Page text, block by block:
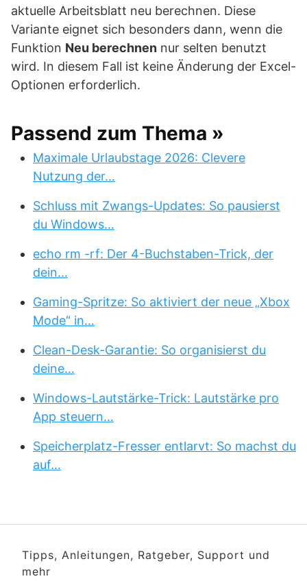
aktuelle Arbeitsblatt neu berechnen. Diese
Variante eignet sich besonders dann, wenn die
Funktion Neu berechnen nur selten benutzt
wird. In diesem Fall ist keine Änderung der Excel-
Optionen erforderlich.
Passend zum Thema »
Maximale Urlaubstage 2026: Clevere
Nutzung der…
Schluss mit Zwangs-Updates: So pausierst
du Windows…
echo rm -rf: Der 4-Buchstaben-Trick, der
dein…
Gaming-Spritze: So aktiviert der neue „Xbox
Mode“ in…
Clean-Desk-Garantie: So organisierst du
deine…
Windows-Lautstärke-Trick: Lautstärke pro
App steuern…
Speicherplatz-Fresser entlarvt: So machst du
auf…
Tipps, Anleitungen, Ratgeber, Support und
mehr